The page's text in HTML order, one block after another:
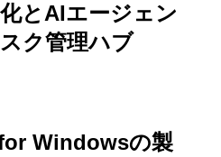
とAIエージェン
ク管理ハブ
Windowsの製